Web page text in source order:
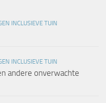
INCLUSIEVE TUIN
INCLUSIEVE TUIN
andere onverwachte